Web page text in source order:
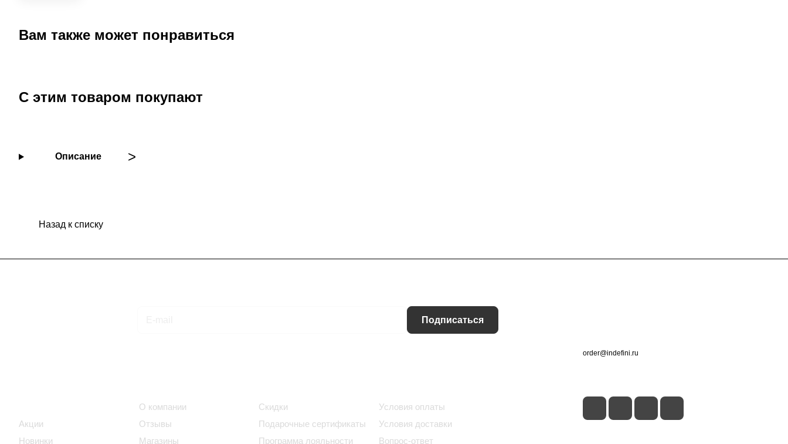
Вам также может понравиться
С этим товаром покупают
Описание
Назад к списку
Подписаться
Акции
Новинки
О компании
Отзывы
Магазины
Скидки
Подарочные сертификаты
Программа лояльности
Условия оплаты
Условия доставки
Вопрос-ответ
order@indefini.ru